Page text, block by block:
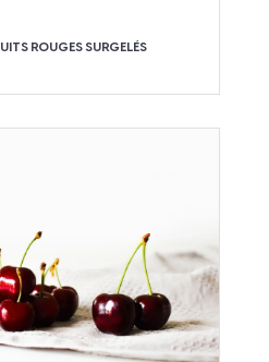
ROUGES SURGELÉS